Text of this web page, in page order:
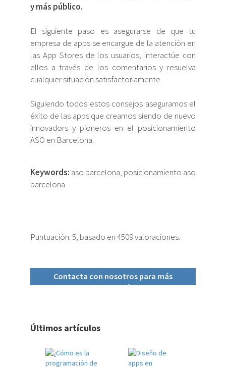
y más público.
El siguiente paso es asegurarse de que tu
empresa de apps se encargue de la atención en
las App Stores de los usuarios, interactúe con
ellos a través de los comentarios y resuelva
cualquier situación satisfactoriamente.
Siguiendo todos estos consejos aseguramos el
éxito de las apps que creamos siendo de nuevo
innovadors y pioneros en el posicionamiento
ASO en Barcelona.
Keywords: aso barcelona, posicionamiento aso
barcelona
Puntuación:5, basado en4509valoraciones.
Contacta con nosotros para más
información
Últimos artículos